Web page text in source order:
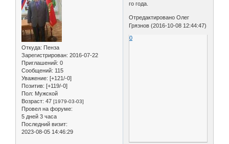
Откуда: Пенза
Зарегистрирован: 2016-07-22
Приглашений: 0
Сообщений: 115
Уважение: [+121/-0]
Позитив: [+119/-0]
Пол: Мужской
Возраст: 47 [1979-03-03]
Провел на форуме:
5 дней 3 часа
Последний визит:
2023-08-05 14:46:29
го года.
Отредактировано Олег
Грязнов (2016-10-08 12:44:47)
0